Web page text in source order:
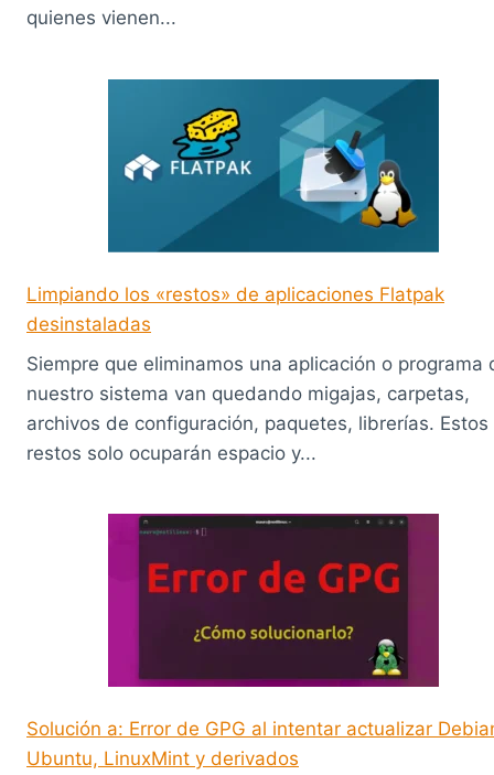
quienes vienen...
Limpiando los «restos» de aplicaciones Flatpak
desinstaladas
Siempre que eliminamos una aplicación o programa
nuestro sistema van quedando migajas, carpetas,
archivos de configuración, paquetes, librerías. Estos
restos solo ocuparán espacio y...
Solución a: Error de GPG al intentar actualizar
Ubuntu, LinuxMint y derivados